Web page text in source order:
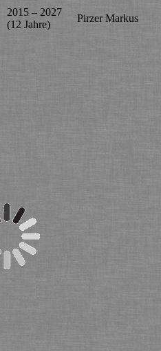
2015 – 2027
(12 Jahre)
Pirzer Markus